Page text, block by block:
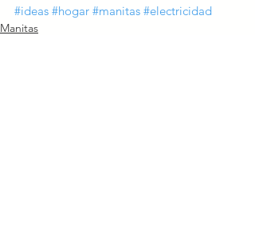
#ideas #hogar #manitas #electricidad
Manitas